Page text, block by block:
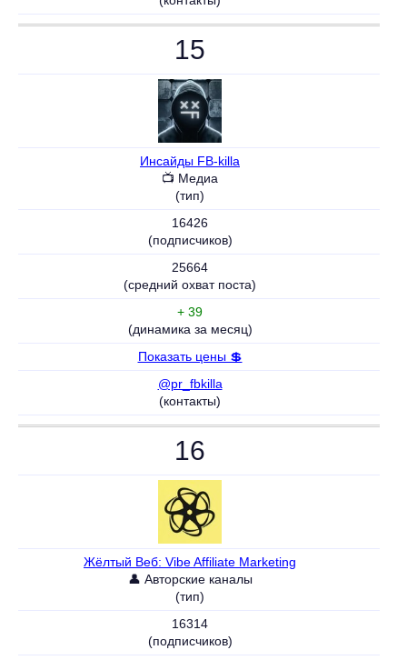
15
Инсайды FB-killa
📺 Медиа
(тип)
16426
(подписчиков)
25664
(средний охват поста)
+ 39
(динамика за месяц)
Показать цены 💲
@pr_fbkilla
(контакты)
16
Жёлтый Веб: Vibe Affiliate Marketing
👤 Авторские каналы
(тип)
16314
(подписчиков)